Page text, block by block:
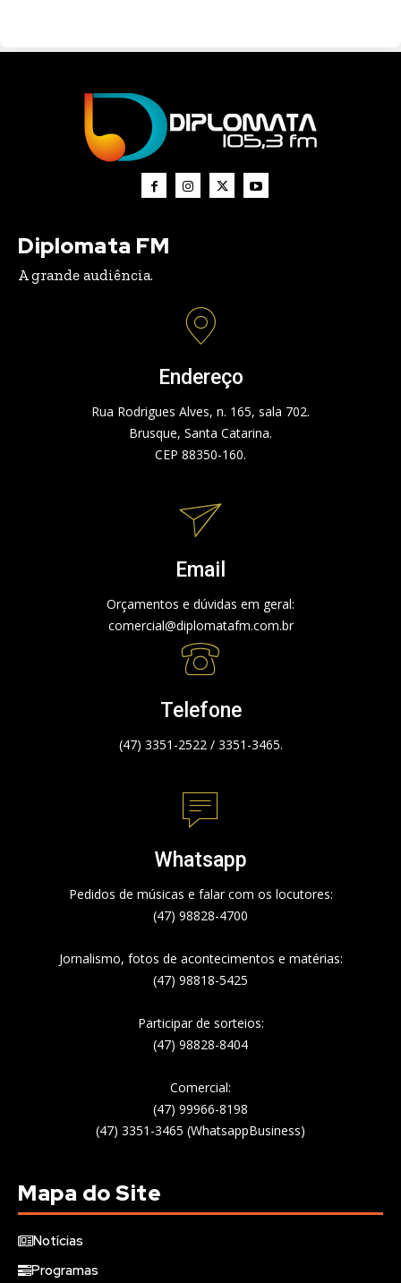
Diplomata FM
A grande audiência.
Endereço
Rua Rodrigues Alves, n. 165, sala 702.
Brusque, Santa Catarina.
CEP 88350-160.
Email
Orçamentos e dúvidas em geral:
comercial@diplomatafm.com.br
Telefone
(47) 3351-2522 / 3351-3465.
Whatsapp
Pedidos de músicas e falar com os locutores:
(47) 98828-4700
Jornalismo, fotos de acontecimentos e matérias:
(47) 98818-5425
Participar de sorteios:
(47) 98828-8404
Comercial:
(47) 99966-8198
(47) 3351-3465 (WhatsappBusiness)
Mapa do Site
Notícias
Programas